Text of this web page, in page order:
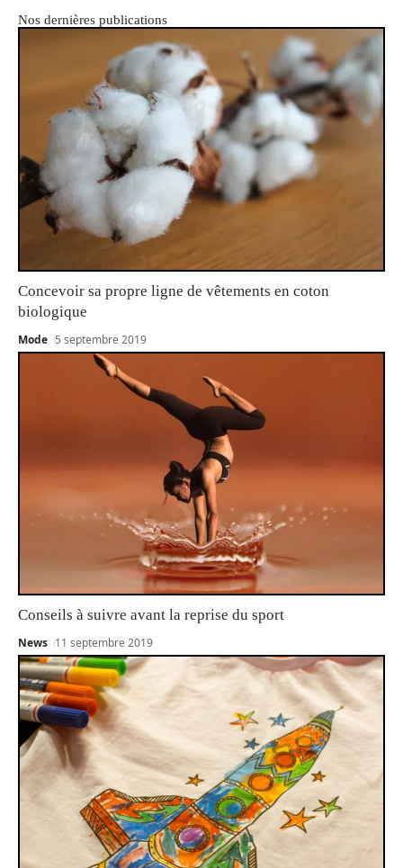
Nos dernières publications
Concevoir sa propre ligne de vêtements en coton
biologique
Mode 5 septembre 2019
Conseils à suivre avant la reprise du sport
News 11 septembre 2019